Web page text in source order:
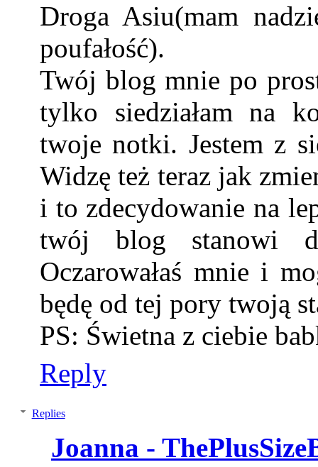
Droga Asiu(mam
poufałość).
Twój blog mnie po
tylko siedziałam na
twoje notki. Jestem z
Widzę też teraz jak
i to zdecydowanie na
twój blog stanowi
Oczarowałaś mnie i
będę od tej pory twoją
PS: Świetna z ciebie
Reply
Replies
Joanna -